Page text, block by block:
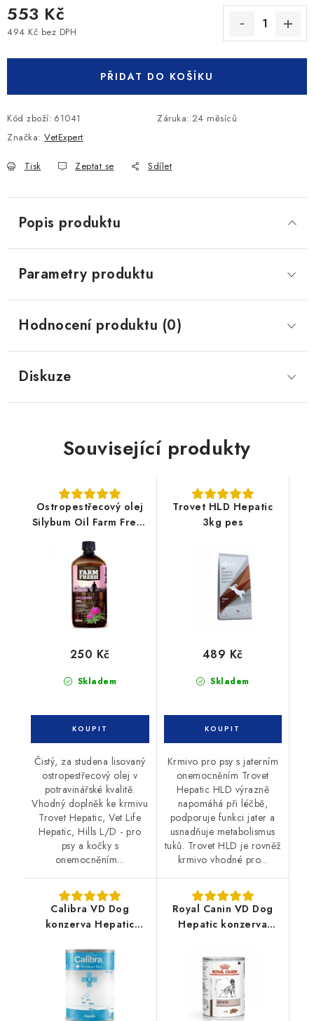
553 Kč
494 Kč bez DPH
PŘIDAT DO KOŠÍKU
Kód zboží: 61041 Záruka: 24 měsíců
Značka: VetExpert
Tisk Zeptat se Sdílet
Popis produktu
Parametry produktu
Hodnocení produktu (0)
Diskuze
Související produkty
Ostropestřecový olej
Silybum Oil Farm Fresh
500 ml
Skladem
250 Kč
Čistý, za studena lisovaný
ostropestřecový olej v
potravinářské kvalitě.
Vhodný doplněk ke krmivu
Trovet Hepatic, Vet Life
Hepatic, Hills L/D - pro
psy a kočky s
onemocněním...
Trovet HLD Hepatic
3kg pes
Skladem
489 Kč
Krmivo pro psy s jaterním
onemocněním Trovet
Hepatic HLD výrazně
napomáhá při léčbě,
podporuje funkci jater a
usnadňuje metabolismus
tuků. Trovet HLD je rovněž
krmivo vhodné pro...
Calibra VD Dog
konzerva Hepatic
Royal Canin VD Dog
Hepatic konzerva